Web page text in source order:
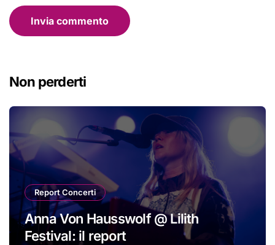
Non perderti
Report Concerti
Anna Von Hausswolf @ Lilith
Festival: il report